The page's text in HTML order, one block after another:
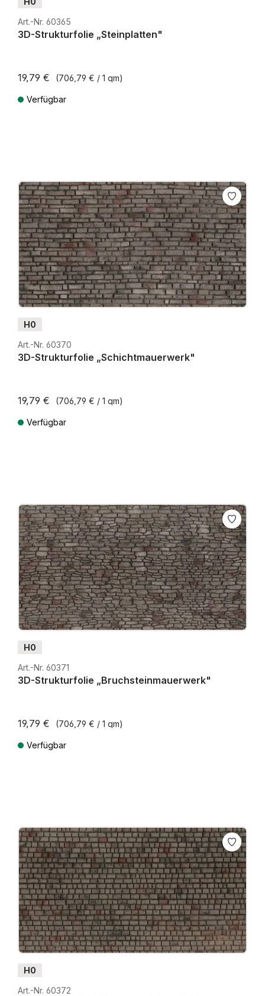
Art.-Nr. 60365
3D-Strukturfolie „Steinplatten"
19,79 € (706,79 € / 1 qm)
Verfügbar
H0
Art.-Nr. 60370
3D-Strukturfolie „Schichtmauerwerk"
19,79 € (706,79 € / 1 qm)
Verfügbar
H0
Art.-Nr. 60371
3D-Strukturfolie „Bruchsteinmauerwerk"
19,79 € (706,79 € / 1 qm)
Verfügbar
H0
Art.-Nr. 60372